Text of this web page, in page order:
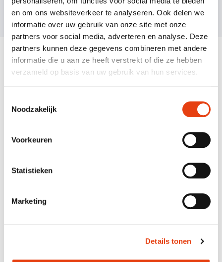
en om ons websiteverkeer te analyseren. Ook delen we
informatie over uw gebruik van onze site met onze
partners voor social media, adverteren en analyse. Deze
partners kunnen deze gegevens combineren met andere
informatie die u aan ze heeft verstrekt of die ze hebben
verzameld op basis van uw gebruik van hun services.
Noodzakelijk
Voorkeuren
Statistieken
Marketing
Details tonen